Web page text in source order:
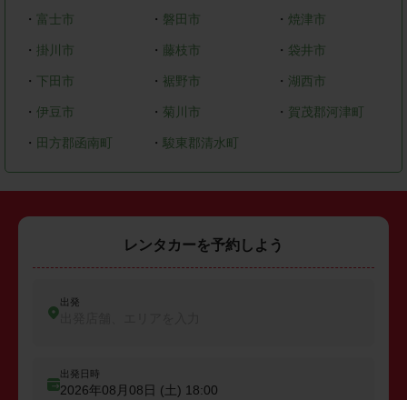
・ 富士市 ・ 磐田市 ・焼津市
・ 掛川市 ・ 藤枝市 ・ 袋井市
・ 下田市 ・ 裾野市 ・ 湖西市
・ 伊豆市 ・ 菊川市 ・ 賀茂郡河津町
・ 田方郡函南町 ・ 駿東郡清水町
レンタカーを予約しよう
出発
出発日時
2026年08月08日 (土) 18:00